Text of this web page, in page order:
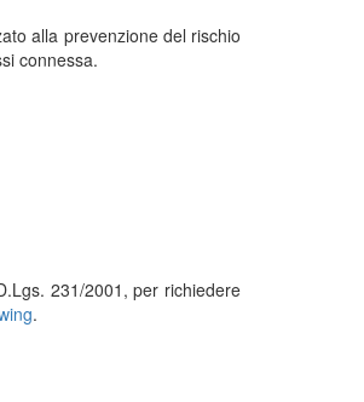
alla prevenzione del rischio
connessa.
231/2001, per richiedere
.